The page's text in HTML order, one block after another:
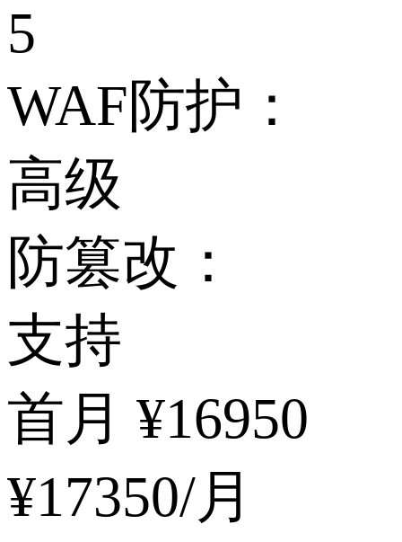
5
WAF防护：
高级
防篡改：
支持
首月 ¥16950
¥17350/月